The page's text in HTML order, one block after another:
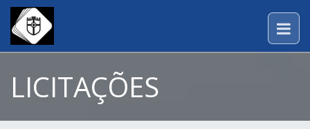
LICITAÇÕES